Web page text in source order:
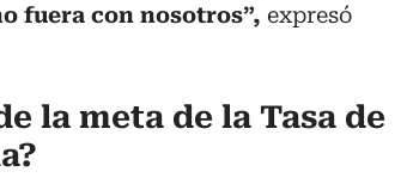
fuera con nosotros”, expresó
la meta de la Tasa de